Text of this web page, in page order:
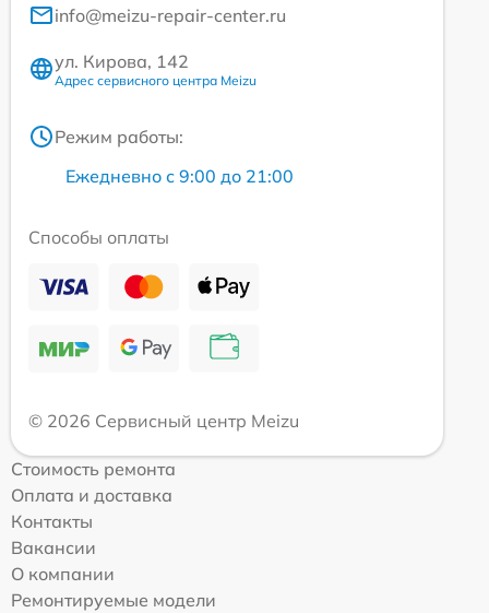
info@meizu-repair-center.ru
ул. Кирова, 142
Адрес сервисного центра Meizu
Режим работы:
Ежедневно с 9:00 до 21:00
Способы оплаты
© 2026 Сервисный центр Meizu
Стоимость ремонта
Оплата и доставка
Контакты
Вакансии
О компании
Ремонтируемые модели